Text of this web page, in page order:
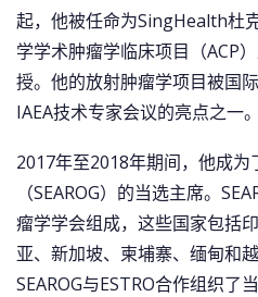
起，他被任命为SingHealth杜
学学术肿瘤学临床项目（ACP
授。他的放射肿瘤学项目被国
IAEA技术专家会议的亮点之一。
2017年至2018年期间，他成
（SEAROG）的当选主席。
瘤学学会组成，这些国家包括
亚、新加坡、柬埔寨、缅甸和
SEAROG与ESTRO合作组织了